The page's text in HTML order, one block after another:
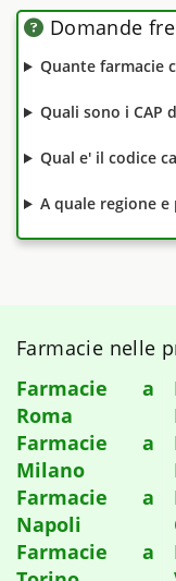
Domande
Quante farmacie
Quali sono i CAP
Qual e' il codice
A quale regione
Farmacie nelle
Farmacie a
Roma
Farmacie a
Milano
Farmacie a
Napoli
Farmacie a